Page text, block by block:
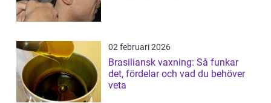
02 februari 2026
Brasiliansk vaxning: Så funkar
det, fördelar och vad du behöver
veta